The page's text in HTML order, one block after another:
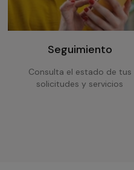
Seguimiento
Consulta el estado de tus
solicitudes y servicios